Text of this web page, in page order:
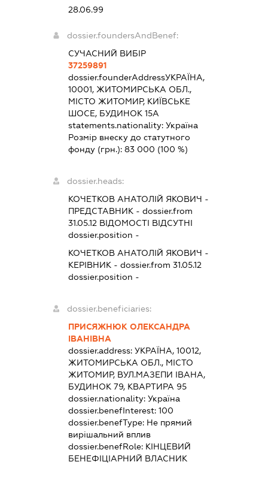
28.06.99
dossier.foundersAndBenef:
СУЧАСНИЙ ВИБІР
37259891
dossier.founderAddressУКРАЇНА,
10001, ЖИТОМИРСЬКА ОБЛ.,
МІСТО ЖИТОМИР, КИЇВСЬКЕ
ШОСЕ, БУДИНОК 15А
statements.nationality:Україна
Розмір внеску до статутного
фонду (грн.):83 000 (100 %)
dossier.heads:
КОЧЕТКОВ АНАТОЛІЙ ЯКОВИЧ -
ПРЕДСТАВНИК - dossier.from
31.05.12 ВІДОМОСТІ ВІДСУТНІ
dossier.position -
КОЧЕТКОВ АНАТОЛІЙ ЯКОВИЧ -
КЕРІВНИК - dossier.from 31.05.12
dossier.position -
dossier.beneficiaries:
ПРИСЯЖНЮК ОЛЕКСАНДРА
ІВАНІВНА
dossier.address:УКРАЇНА, 10012,
ЖИТОМИРСЬКА ОБЛ., МІСТО
ЖИТОМИР, ВУЛ.МАЗЕПИ ІВАНА,
БУДИНОК 79, КВАРТИРА 95
dossier.nationality:Україна
dossier.benefInterest:100
dossier.benefType: Не прямий
вирішальний вплив
dossier.benefRole: КІНЦЕВИЙ
БЕНЕФІЦІАРНИЙ ВЛАСНИК